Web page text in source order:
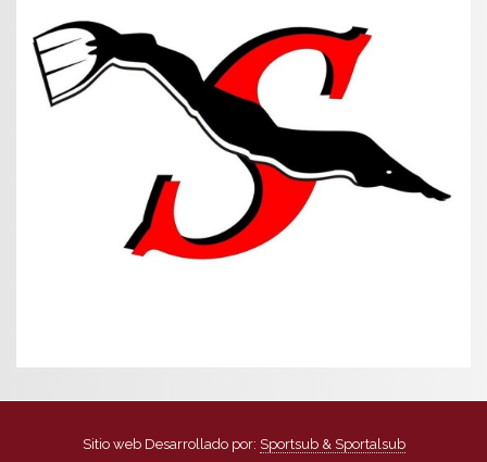
Sitio web Desarrollado por: Sportsub & Sportalsub